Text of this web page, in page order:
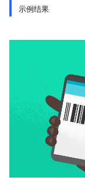
示例结果